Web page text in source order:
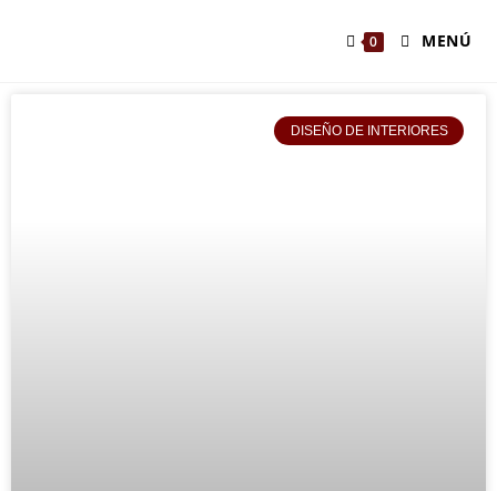
0 MENÚ
DISEÑO DE INTERIORES